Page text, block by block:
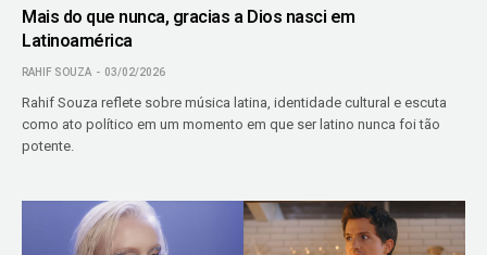
Mais do que nunca, gracias a Dios nasci em
Latinoamérica
RAHIF SOUZA 03/02/2026
Rahif Souza reflete sobre música latina, identidade cultural e escuta
como ato político em um momento em que ser latino nunca foi tão
potente.